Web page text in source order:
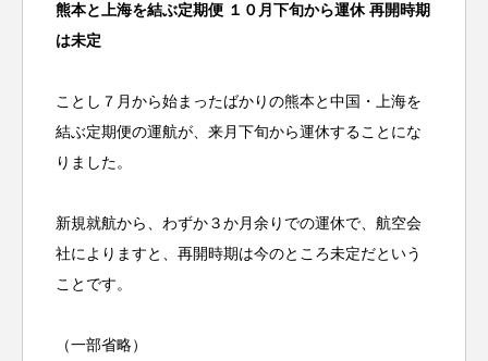
熊本と上海を結ぶ定期便 １０月下旬から運休 再開時期
は未定
ことし７月から始まったばかりの熊本と中国・上海を
結ぶ定期便の運航が、来月下旬から運休することにな
りました。
新規就航から、わずか３か月余りでの運休で、航空会
社によりますと、再開時期は今のところ未定だという
ことです。
（一部省略）